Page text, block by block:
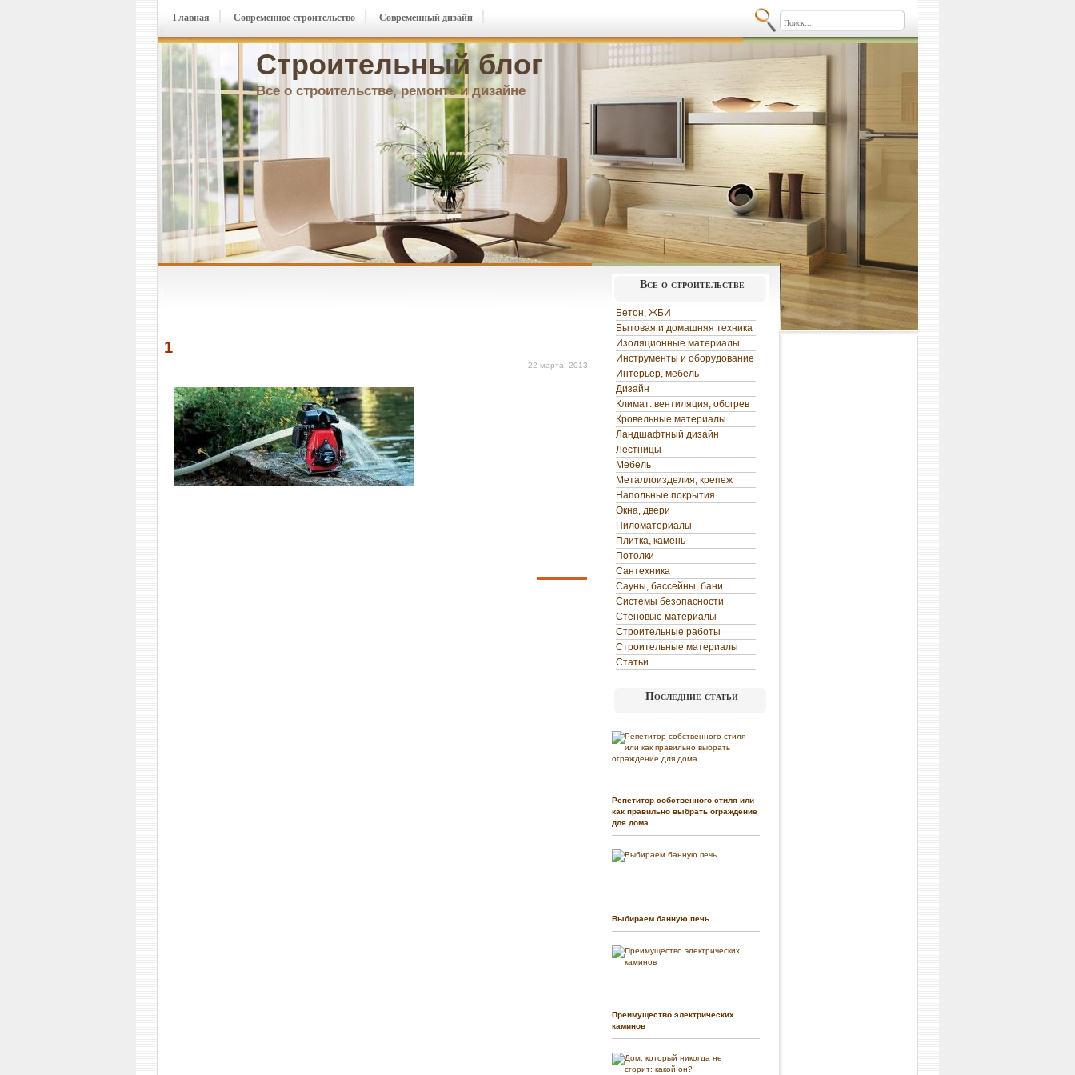
Строительный блог
Все о строительстве, ремонте и дизайне
Главная Современное строительство Современный дизайн
1
22 марта, 2013
Все о строительстве
Бетон, ЖБИ
Бытовая и домашняя техника
Изоляционные материалы
Инструменты и оборудование
Интерьер, мебель
Дизайн
Климат: вентиляция, обогрев
Кровельные материалы
Ландшафтный дизайн
Лестницы
Мебель
Металлоизделия, крепеж
Напольные покрытия
Окна, двери
Пиломатериалы
Плитка, камень
Потолки
Сантехника
Сауны, бассейны, бани
Системы безопасности
Стеновые материалы
Строительные работы
Строительные материалы
Статьи
Последние статьи
Репетитор собственного стиля или
как правильно выбрать ограждение
для дома
Выбираем банную печь
Преимущество электрических
каминов